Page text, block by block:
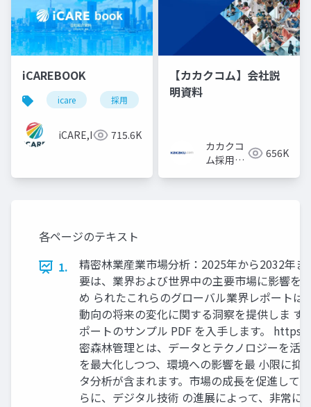
iCAREBOOK
icare 採用 カルチャーデック
iCARE,Inc 715.6K
【カカクコム】会社説
明資料
カカクコ
ム採用担
656K
各ページのテキスト
1.
精密林業産業市場分析：2025年から2032年
要は、業界および世界中の主要市場に影響を
め られたこれらのグローバル業界レポート
動向の将来の変化に関する洞察を提供しま
ポートのサンプル PDF を入手します。
密森林管理とは、データとテクノロジーを活
を最大化しつつ、環境への影響を最 小限に
タ分析が含まれます。市場の成長を促進して
らに、デジタル技術 の進展によって、非常